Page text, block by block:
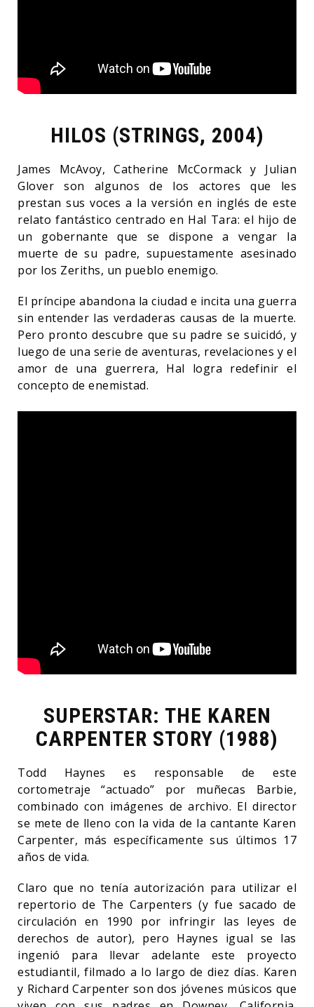
HILOS (STRINGS, 2004)
James McAvoy, Catherine McCormack y Julian
Glover son algunos de los actores que les
prestan sus voces a la versión en inglés de este
relato fantástico centrado en Hal Tara: el hijo de
un gobernante que se dispone a vengar la
muerte de su padre, supuestamente asesinado
por los Zeriths, un pueblo enemigo.
El príncipe abandona la ciudad e incita una guerra
sin entender las verdaderas causas de la muerte.
Pero pronto descubre que su padre se suicidó, y
luego de una serie de aventuras, revelaciones y el
amor de una guerrera, Hal logra redefinir el
concepto de enemistad.
SUPERSTAR: THE KAREN
CARPENTER STORY (1988)
Todd Haynes es responsable de este
cortometraje “actuado” por muñecas Barbie,
combinado con imágenes de archivo. El director
se mete de lleno con la vida de la cantante Karen
Carpenter, más específicamente sus últimos 17
años de vida.
Claro que no tenía autorización para utilizar el
repertorio de The Carpenters (y fue sacado de
circulación en 1990 por infringir las leyes de
derechos de autor), pero Haynes igual se las
ingenió para llevar adelante este proyecto
estudiantil, filmado a lo largo de diez días. Karen
y Richard Carpenter son dos jóvenes músicos que